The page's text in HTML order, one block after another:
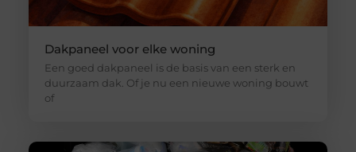
Dakpaneel voor elke woning
Een goed dakpaneel is de basis van een sterk en
duurzaam dak. Of je nu een nieuwe woning bouwt
of